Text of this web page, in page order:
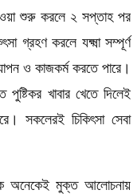
শুরু করলে ২ সপ্তাহ পর
গ্রহণ করলে যক্ষ্মা সম্পূর্ণ
ও কাজকর্ম করতে পারে।
পুষ্টিকর খাবার খেতে দিলেই
সকলেরই চিকিৎসা সেবা
অনেকেই মুক্ত আলোচনায়